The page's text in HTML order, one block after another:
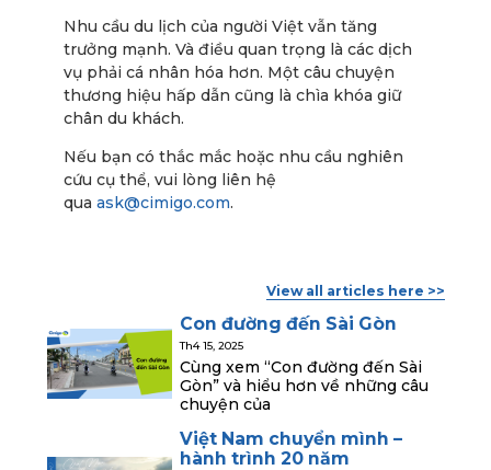
Nhu cầu du lịch của người Việt vẫn tăng
trưởng mạnh. Và điều quan trọng là các dịch
vụ phải cá nhân hóa hơn. Một câu chuyện
thương hiệu hấp dẫn cũng là chìa khóa giữ
chân du khách.
Nếu bạn có thắc mắc hoặc nhu cầu nghiên
cứu cụ thể, vui lòng liên hệ
qua ask@cimigo.com.
View all articles here >>
Con đường đến Sài Gòn
Th4 15, 2025
Cùng xem “Con đường đến Sài
Gòn” và hiểu hơn về những câu
chuyện của
Việt Nam chuyển mình –
hành trình 20 năm